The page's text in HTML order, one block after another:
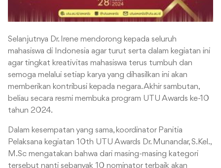
Selanjutnya Dr. Irene mendorong kepada seluruh
mahasiswa di Indonesia agar turut serta dalam kegiatan ini
agar tingkat kreativitas mahasiswa terus tumbuh dan
semoga melalui setiap karya yang dihasilkan ini akan
memberikan kontribusi kepada negara. Akhir sambutan,
beliau secara resmi membuka program UTU Awards ke-10
tahun 2024.
Dalam kesempatan yang sama, koordinator Panitia
Pelaksana kegiatan 10th UTU Awards Dr. Munandar, S.Kel.,
M.Sc mengatakan bahwa dari masing-masing kategori
tersebut nanti sebanyak 10 nominator terbaik akan